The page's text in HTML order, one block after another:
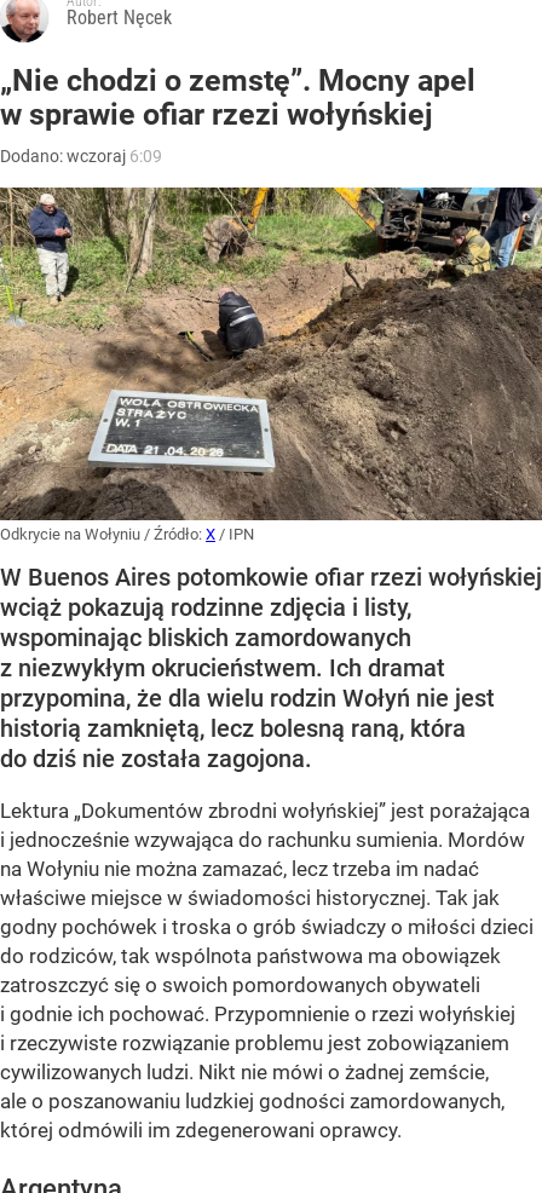
Robert Nęcek
„Nie chodzi o zemstę”. Mocny apel
w sprawie ofiar rzezi wołyńskiej
Dodano:wczoraj 6:09
Odkrycie na Wołyniu / Źródło: X / IPN
W Buenos Aires potomkowie ofiar rzezi wołyńskiej
wciąż pokazują rodzinne zdjęcia i listy,
wspominając bliskich zamordowanych
z niezwykłym okrucieństwem. Ich dramat
przypomina, że dla wielu rodzin Wołyń nie jest
historią zamkniętą, lecz bolesną raną, która
do dziś nie została zagojona.
Lektura „Dokumentów zbrodni wołyńskiej” jest porażająca
i jednocześnie wzywająca do rachunku sumienia. Mordów
na Wołyniu nie można zamazać, lecz trzeba im nadać
właściwe miejsce w świadomości historycznej. Tak jak
godny pochówek i troska o grób świadczy o miłości dzieci
do rodziców, tak wspólnota państwowa ma obowiązek
zatroszczyć się o swoich pomordowanych obywateli
i godnie ich pochować. Przypomnienie o rzezi wołyńskiej
i rzeczywiste rozwiązanie problemu jest zobowiązaniem
cywilizowanych ludzi. Nikt nie mówi o żadnej zemście,
ale o poszanowaniu ludzkiej godności zamordowanych,
której odmówili im zdegenerowani oprawcy.